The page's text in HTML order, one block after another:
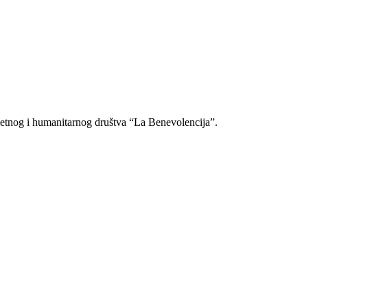
i humanitarnog društva “La Benevolencija”.